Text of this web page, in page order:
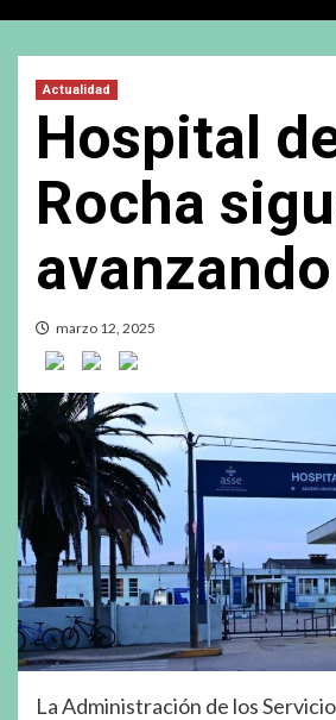
Actualidad
Hospital
Rocha
avanzando
marzo 12, 2025
La Administración de los